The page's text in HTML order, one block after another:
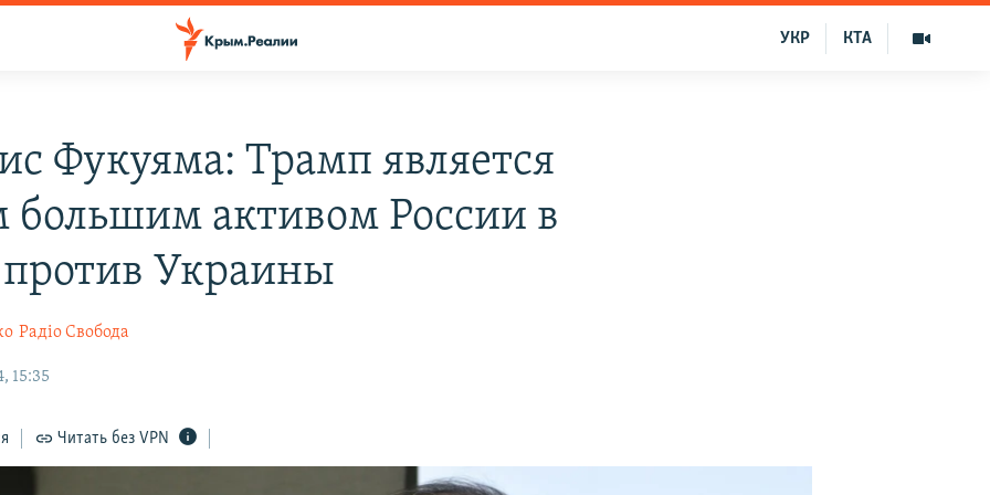
КТА
УКР
Фукуяма: Трамп является
активом России в
Украины
Радіо Свобода
15:35
Читать без VPN